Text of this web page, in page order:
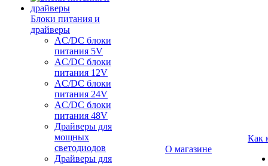
Блоки питания и
драйверы
AC/DC блоки
питания 5V
AC/DC блоки
питания 12V
AC/DC блоки
питания 24V
AC/DC блоки
питания 48V
Драйверы для
мощных
светодиодов
Драйверы для
О магазине
Как